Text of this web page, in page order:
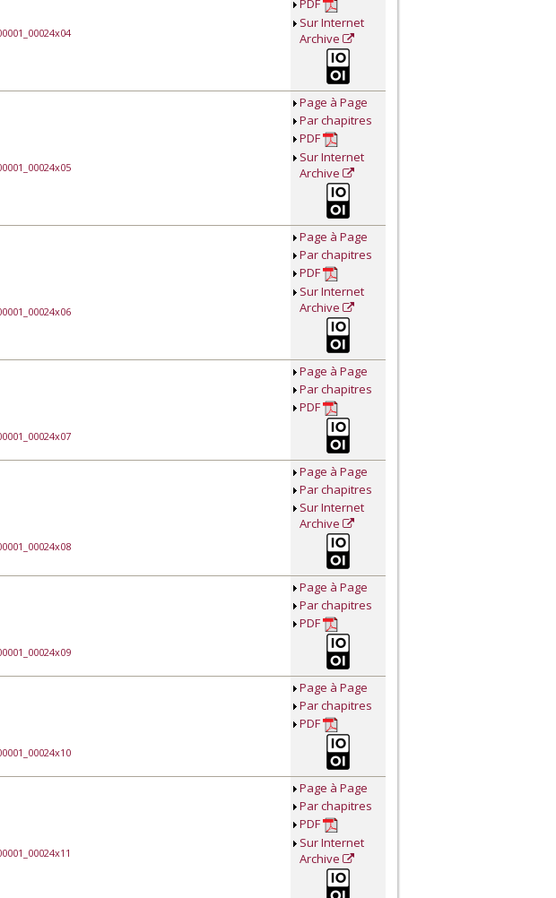
PDF
Sur Internet
Archive
Page à Page
Par chapitres
PDF
Sur Internet
Archive
Page à Page
Par chapitres
PDF
Sur Internet
Archive
Page à Page
Par chapitres
PDF
Page à Page
Par chapitres
Sur Internet
Archive
Page à Page
Par chapitres
PDF
Page à Page
Par chapitres
PDF
Page à Page
Par chapitres
PDF
Sur Internet
Archive